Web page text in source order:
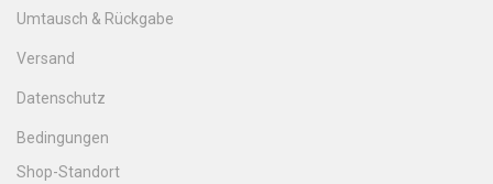
Umtausch & Rückgabe
Versand
Datenschutz
Bedingungen
Shop-Standort